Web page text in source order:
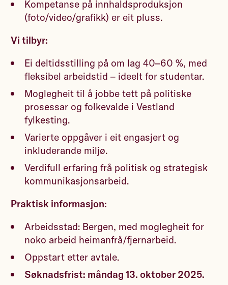
Kompetanse på innhaldsproduksjon
(foto/video/grafikk) er eit pluss.
Vi tilbyr:
Ei deltidsstilling på om lag 40–60 %, med
fleksibel arbeidstid – ideelt for studentar.
Moglegheit til å jobbe tett på politiske
prosessar og folkevalde i Vestland
fylkesting.
Varierte oppgåver i eit engasjert og
inkluderande miljø.
Verdifull erfaring frå politisk og strategisk
kommunikasjonsarbeid.
Praktisk informasjon:
Arbeidsstad: Bergen, med moglegheit for
noko arbeid heimanfrå/fjernarbeid.
Oppstart etter avtale.
Søknadsfrist: måndag 13. oktober 2025.